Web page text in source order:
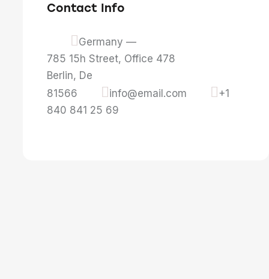
Contact Info
Germany —
785 15h Street, Office 478
Berlin, De
81566
info@email.com
+1
840 841 25 69